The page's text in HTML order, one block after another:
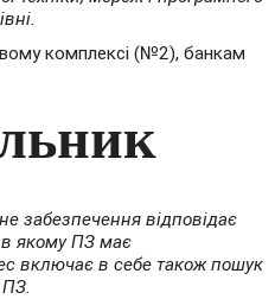
комплексі (№2), банкам
забезпечення відповідає
в якому ПЗ має
включає в себе також пошук